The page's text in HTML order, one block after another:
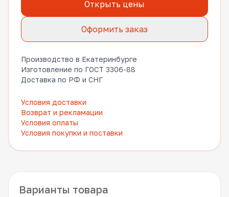
Открыть цены
Оформить заказ
Производство в Екатеринбурге
Изготовление по ГОСТ 3306-88
Доставка по РФ и СНГ
Условия доставки
Возврат и рекламации
Условия оплаты
Условия покупки и поставки
Варианты товара